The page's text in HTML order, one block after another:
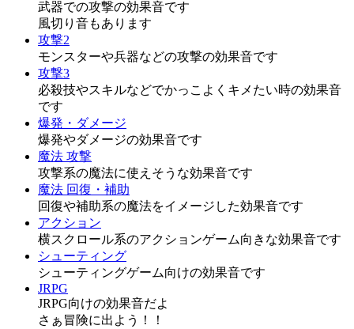
武器での攻撃の効果音です
風切り音もあります
攻撃2
モンスターや兵器などの攻撃の効果音です
攻撃3
必殺技やスキルなどでかっこよくキメたい時の効果音
です
爆発・ダメージ
爆発やダメージの効果音です
魔法 攻撃
攻撃系の魔法に使えそうな効果音です
魔法 回復・補助
回復や補助系の魔法をイメージした効果音です
アクション
横スクロール系のアクションゲーム向きな効果音です
シューティング
シューティングゲーム向けの効果音です
JRPG
JRPG向けの効果音だよ
さぁ冒険に出よう！！